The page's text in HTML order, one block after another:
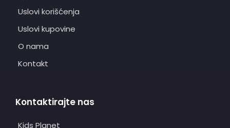
Uslovi korišćenja
Uslovi kupovine
O nama
Kontakt
Kontaktirajte nas
Kids Planet